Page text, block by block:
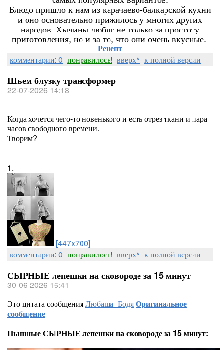
Блюдо пришло к нам из карачаево-балкарской кухни
и оно основательно прижилось у многих других
народов. Хычины любят не только за простоту
приготовления, но и за то, что они очень вкусные.
Рецепт
комментарии: 0 понравилось! вверх^ к полной версии
Шьем блузку трансформер
22-07-2026 14:18
Когда хочется чего-то новенького и есть отрез ткани и пара
часов свободного времени.
Творим?
1.
[447x700]
комментарии: 0 понравилось! вверх^ к полной версии
СЫРНЫЕ лепешки на сковороде за 15 минут
30-06-2026 16:41
Это цитата сообщенияЛюбаша_БодяОригинальное
сообщение
Пышные СЫРНЫЕ лепешки на сковороде за 15 минут: